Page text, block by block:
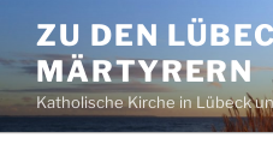
Inhalt
springen
ZU DEN
MÄRTYRERN
Katholische Kirche in Lübeck